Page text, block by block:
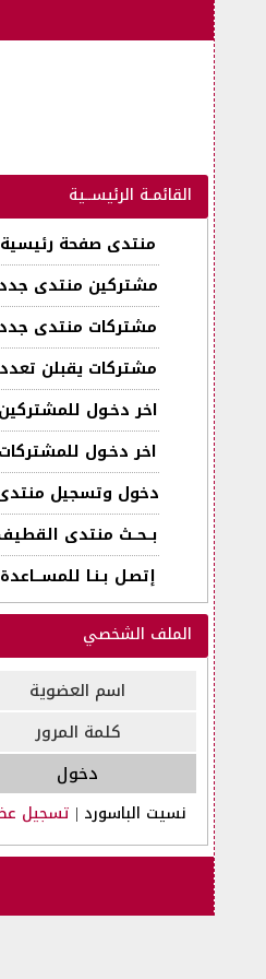
القائمـة الرئيســية
منتدى صفحة رئيسية
مشتركين منتدى جدد
مشتركات منتدى جدد
مشتركات يقبلن تعدد
اخر دخـول للمشتركين
اخر دخـول للمشتركات
دخول وتسجيل
بــحــث منتدى
إتصـل بـنـا للمســـاعدة
الملف الشخصي
نسيت الباسورد | تسجيل